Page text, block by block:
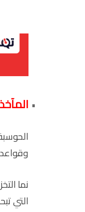
وقواعد
نما
التي